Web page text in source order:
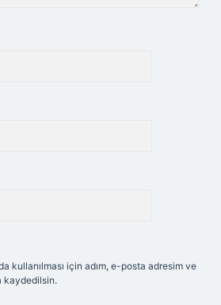
kullanılması için adım, e-posta adresim ve
kaydedilsin.